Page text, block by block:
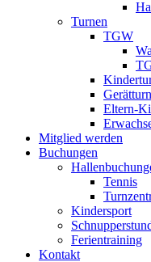
Turnen
TGW
Eltern-
Mitglied werden
Buchungen
Tennis
Kindersport
Ferientraining
Kontakt